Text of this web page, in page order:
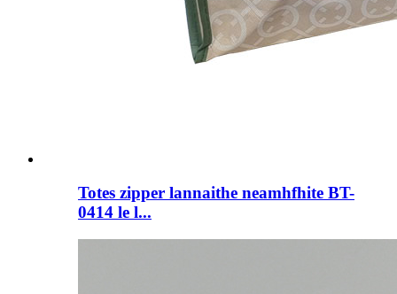
Totes zipper lannaithe neamhfhite BT-
0414 le l...